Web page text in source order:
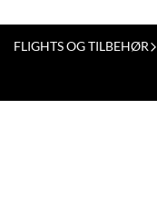
FLIGHTS OG TILBEHØR